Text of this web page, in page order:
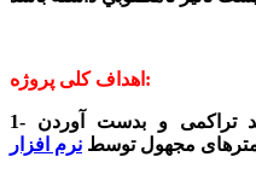
اهداف کلی پروژه:
1- مطالعه ترمودینامیکی سیکل تبرید تراکمی و بدست آوردن
مجهول توسط